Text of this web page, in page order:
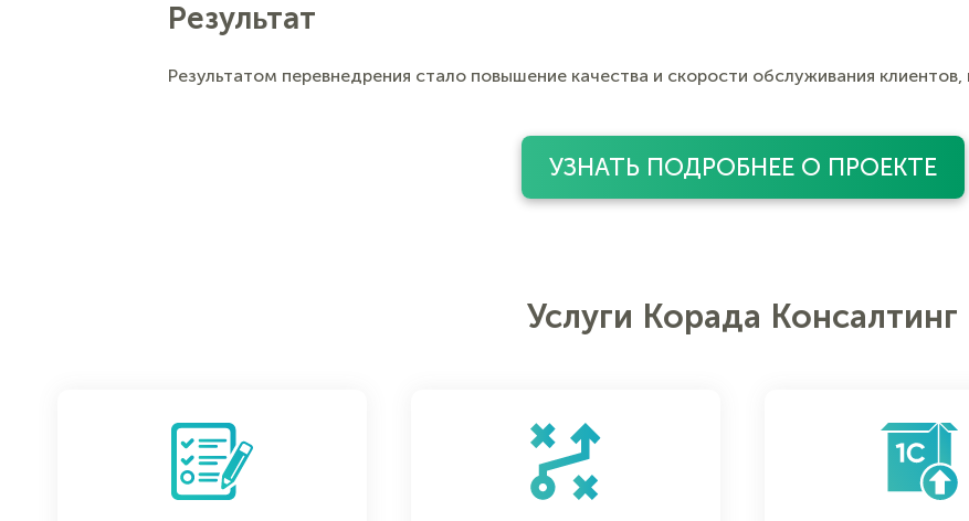
Результат
Результатом перевнедрения стало повышение качества и скорости обслуживания
УЗНАТЬ ПОДРОБНЕЕ О ПРОЕКТЕ
Услуги Корада Консалтинг